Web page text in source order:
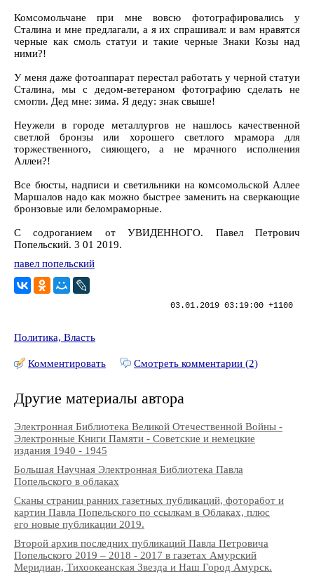
Комсомольчане при мне вовсю фотографировались у
Сталина и мне предлагали, а я их спрашивал: и вам нравятся
черные как смоль статуи и такие черные Знаки Козы над
ними?!
У меня даже фотоаппарат перестал работать у черной статуи
Сталина, мы с дедом-ветераном фотографию сделать не
смогли. Дед мне: зима. Я деду: знак свыше!
Неужели в городе металлургов не нашлось качественной
светлой бронзы или хорошего светлого мрамора для
торжественного, сияющего, а не мрачного исполнения
Аллеи?!
Все бюсты, надписи и светильники на комсомольской Аллее
Маршалов надо как можно быстрее заменить на сверкающие
бронзовые или беломраморные.
С содроганием от УВИДЕННОГО. Павел Петрович
Попельский. 3 01 2019.
павел попельский
03.01.2019 03:19:00 +1100
Политика, Власть
Комментировать Смотреть комментарии (2)
Другие материалы автора
Электронная Библиотека Великой Отечественной Войны -
Электронные Книги Памяти - Советские и немецкие
издания 1940 - 1945
Большая Научная Электронная Библиотека Павла
Попельского в облаках
Сканы страниц ранних газетных публикаций, фоторабот и
картин Павла Попельского по ссылкам в Облаках, плюс
его новые публикации 2019.
Второй архив последних публикаций Павла Петровича
Попельского 2019 – 2018 - 2017 в газетах Амурский
Меридиан, Тихоокеанская Звезда и Наш Город Амурск.